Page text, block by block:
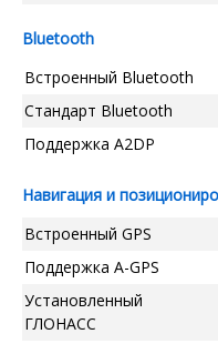
Bluetooth
Встроенный Bluetooth
Стандарт Bluetooth
Поддержка A2DP
Навигация и
Встроенный GPS
Поддержка A-GPS
Установленный
ГЛОНАСС